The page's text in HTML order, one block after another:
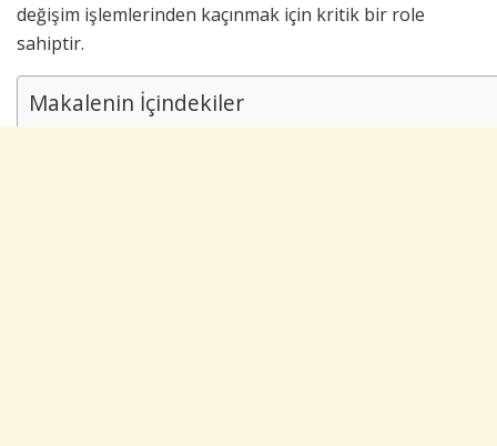
değişim işlemlerinden kaçınmak için kritik bir role
sahiptir.
Makalenin İçindekiler